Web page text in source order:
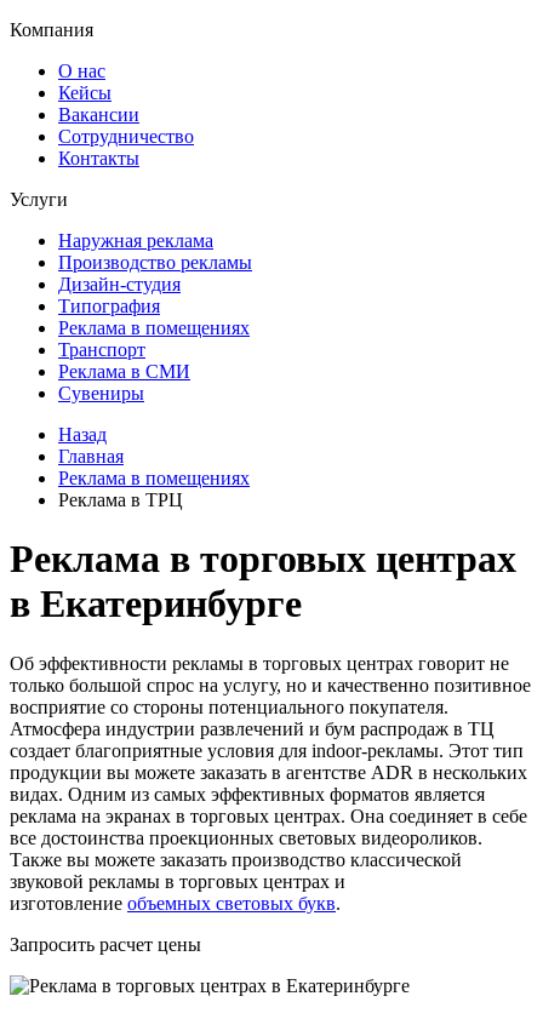
Компания
О нас
Кейсы
Вакансии
Сотрудничество
Контакты
Услуги
Наружная реклама
Производство рекламы
Дизайн-студия
Типография
Реклама в помещениях
Транспорт
Реклама в СМИ
Сувениры
Назад
Главная
Реклама в помещениях
Реклама в ТРЦ
Реклама в торговых центрах
в Екатеринбурге
Об эффективности рекламы в торговых центрах говорит не
только большой спрос на услугу, но и качественно позитивное
восприятие со стороны потенциального покупателя.
Атмосфера индустрии развлечений и бум распродаж в ТЦ
создает благоприятные условия для indoor-рекламы. Этот тип
продукции вы можете заказать в агентстве ADR в нескольких
видах. Одним из самых эффективных форматов является
реклама на экранах в торговых центрах. Она соединяет в себе
все достоинства проекционных световых видеороликов.
Также вы можете заказать производство классической
звуковой рекламы в торговых центрах и
изготовление объемных световых букв.
Запросить расчет цены